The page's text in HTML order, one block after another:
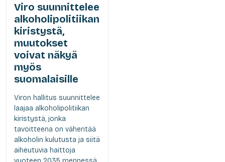
Viro suunnittelee
alkoholipolitiikan
kiristystä,
muutokset
voivat näkyä
myös
suomalaisille
Viron hallitus suunnittelee
laajaa alkoholipolitiikan
kiristystä, jonka
tavoitteena on vähentää
alkoholin kulutusta ja siitä
aiheutuvia haittoja